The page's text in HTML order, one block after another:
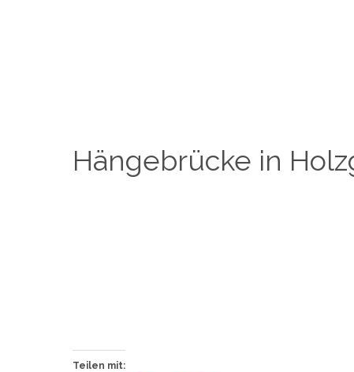
Hängebrücke in
Teilen mit: